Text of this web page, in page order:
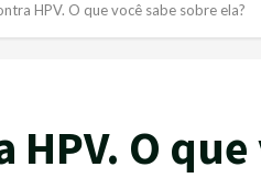
HPV. O que você sabe sobre ela?
HPV. O